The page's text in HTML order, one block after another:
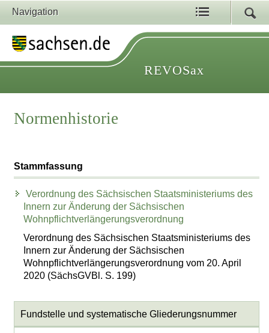
Navigation
REVOSax
Normenhistorie
Stammfassung
Verordnung des Sächsischen Staatsministeriums des
Innern zur Änderung der Sächsischen
Wohnpflichtverlängerungsverordnung
Verordnung des Sächsischen Staatsministeriums des
Innern zur Änderung der Sächsischen
Wohnpflichtverlängerungsverordnung vom 20. April
2020 (SächsGVBl. S. 199)
Fundstelle und systematische Gliederungsnummer